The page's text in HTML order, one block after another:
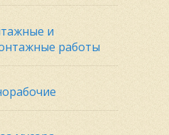
и
работы